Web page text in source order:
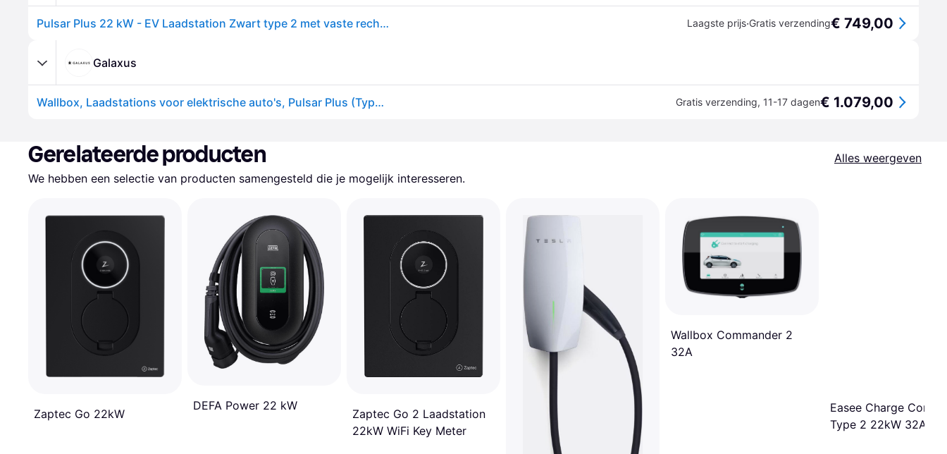
Pulsar Plus 22 kW - EV Laadstation Zwart type 2 met vaste rechte laadkabel Laagste prijs·Gratis verzending€ 749,00
Galaxus
Wallbox, Laadstations voor elektrische auto's, Pulsar Plus (Type 2, 22kW, 32A) Gratis verzending, 11-17 dagen€ 1.079,00
Gerelateerde producten
Alles weergeven
We hebben een selectie van producten samengesteld die je mogelijk interesseren.
Zaptec Go 22kW
DEFA Power 22 kW
Zaptec Go 2 Laadstation
22kW WiFi Key Meter
Wallbox Commander 2
32A
Easee Charge Core
Type 2 22kW 32A